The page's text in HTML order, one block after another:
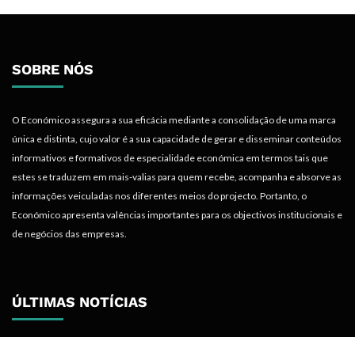
SOBRE NÓS
O Económico assegura a sua eficácia mediante a consolidação de uma marca
única e distinta, cujo valor é a sua capacidade de gerar e disseminar conteúdos
informativos e formativos de especialidade económica em termos tais que
estes se traduzem em mais-valias para quem recebe, acompanha e absorve as
informações veiculadas nos diferentes meios do projecto. Portanto, o
Económico apresenta valências importantes para os objectivos institucionais e
de negócios das empresas.
ÚLTIMAS NOTÍCIAS